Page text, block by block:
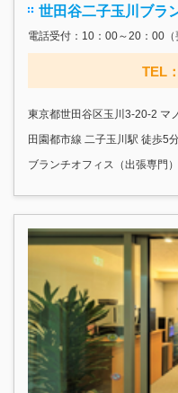
世田谷二子玉川ブラ
電話受付：10：00～20：00（
TEL
東京都世田谷区玉川3-20-2 マ
田園都市線 二子玉川駅 徒歩5
ブランチオフィス（出張専門）